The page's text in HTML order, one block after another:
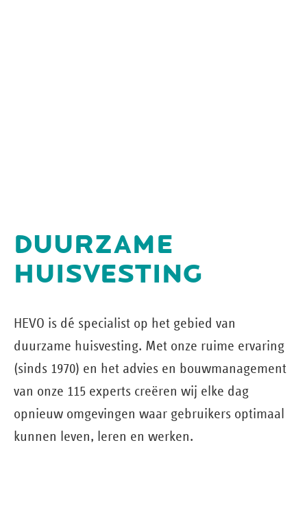
DUURZAME
HUISVESTING
HEVO is dé specialist op het gebied van
duurzame huisvesting. Met onze ruime ervaring
(sinds 1970) en het advies en bouw­management
van onze 115 experts creëren wij elke dag
opnieuw omgevingen waar gebruikers optimaal
kunnen leven, leren en werken.